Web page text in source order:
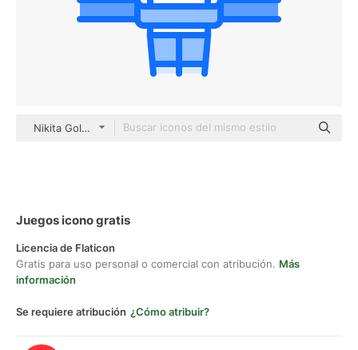
Nikita Golubev color lineal-color
Juegos icono gratis
Licencia de Flaticon
Gratis para uso personal o comercial con atribución. Más
información
Se requiere atribución ¿Cómo atribuir?